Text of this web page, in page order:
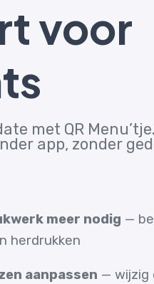
voor
met QR
app, zonder
meer nodig —
herdrukken
aanpassen — wijzig